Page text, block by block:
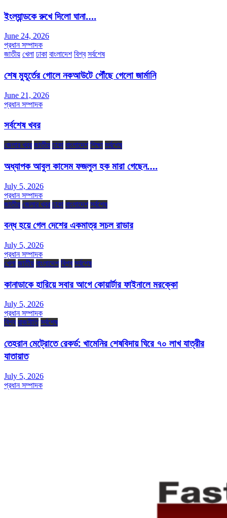
ইংল্যান্ডকে রুখে দিলো ঘানা….
June 24, 2026
প্রধান সম্পাদক
জাতীয় খেলা ঢাকা বাংলাদেশ বিশ্ব সর্বশেষ
শেষ মুহূর্তের গোলে নকআউটে পৌঁছে গেলো জার্মানি
June 21, 2026
প্রধান সম্পাদক
সর্বশেষ খবর
জেলার খবর জাতীয় ঢাকা বাংলাদেশ শিক্ষা সর্বশেষ
অধ্যাপক আবুল কাসেম ফজলুল হক মারা গেছেন….
July 5, 2026
প্রধান সম্পাদক
জাতীয় জেলার খবর ঢাকা বাংলাদেশ সর্বশেষ
বন্ধ হয়ে গেল দেশের একমাত্র সচল রাডার
July 5, 2026
প্রধান সম্পাদক
খেলা জাতীয় বাংলাদেশ বিশ্ব সর্বশেষ
কানাডাকে হারিয়ে সবার আগে কোয়ার্টার ফাইনালে মরক্কো
July 5, 2026
প্রধান সম্পাদক
বিশ্ব রাজনীতি সর্বশেষ
তেহরান মেট্রোতে রেকর্ড: খামেনির শেষবিদায় ঘিরে ৭০ লাখ যাত্রীর
যাতায়াত
July 5, 2026
প্রধান সম্পাদক